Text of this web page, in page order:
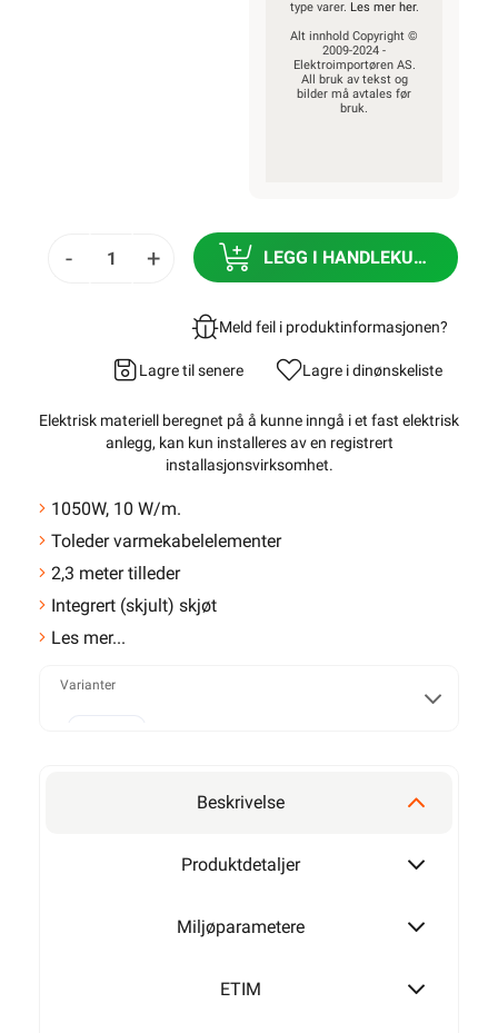
type varer. Les mer her.
Alt innhold Copyright ©
2009-2024 -
Elektroimportøren AS.
All bruk av tekst og
bilder må avtales før
bruk.
- + LEGG I HANDLEKURV
Meld feil i produktinformasjonen?
Lagre til senere Lagre i dinønskeliste
Elektrisk materiell beregnet på å kunne inngå i et fast elektrisk
anlegg, kan kun installeres av en registrert
installasjonsvirksomhet.
1050W, 10 W/m.
Toleder varmekabelelementer
2,3 meter tilleder
Integrert (skjult) skjøt
Les mer...
Varianter
380W
Beskrivelse
Produktdetaljer
Miljøparametere
ETIM